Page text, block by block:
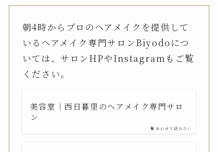
朝4時からプロのヘアメイクを提供して
いるヘアメイク専門サロンBiyodoにつ
いては、サロンHPやInstagramもご覧
ください。
あわせて読みたい
美容堂｜西日暮里のヘアメイク専門サロ
ン